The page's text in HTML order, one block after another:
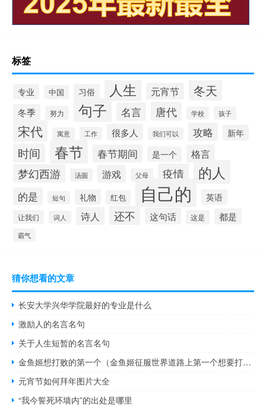
标签
专业 中国 习俗 人生 元宵节 冬天
冬季 努力 句子 名言 唐代 学校 孩子
宋代 寓意 工作 很多人 我们可以 攻略 新年
时间 春节 春节期间 是一个 格言
梦幻西游 汤圆 游戏 父母 疫情 的人
的是 短句 礼物 红包 自己的 英语
让我们 词人 诗人 还不 这句话 这是 都是
霸气
猜你想看的文章
长安大学兴华学院最好的专业是什么
激励人的名言名句
关于人生短暂的名言名句
金鱼姬想打败的第一个（金鱼姬征服世界道路上第一个想要打败）
元宵节如何拜年图片大全
“我今誓死环墙内”的出处是哪里